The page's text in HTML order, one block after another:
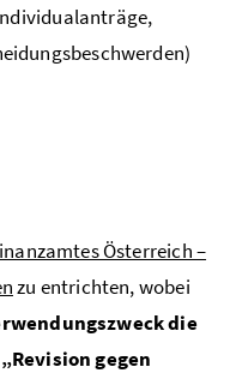
Österreich –
zu entrichten, wobei
die
„Revision gegen